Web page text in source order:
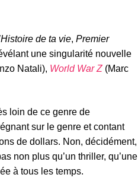
de ta vie, Premier
une singularité nouvelle
Natali), World War Z(Marc
loin de ce genre de
sur le genre et contant
de dollars. Non, décidément,
non plus qu’un thriller, qu’une
à tous les temps.